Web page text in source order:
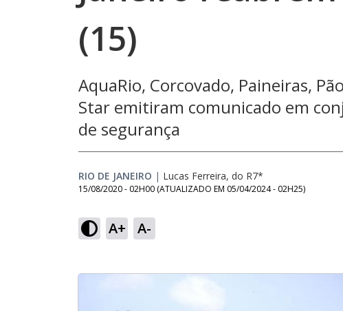
(15)
AquaRio, Corcovado, Paineiras,
Star emitiram comunicado em
de segurança
RIO DE JANEIRO | Lucas Ferreira, do R7*
15/08/2020 - 02H00 (ATUALIZADO EM 05/04/2024 - 02H25)
A+ A-